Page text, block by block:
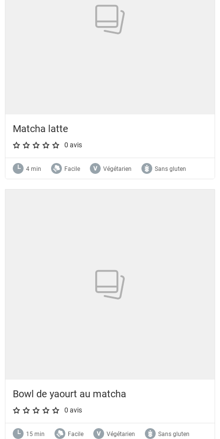
Matcha latte
A star rating of 0 out of 5.
0 avis
4 min Facile Végétarien Sans gluten
Bowl de yaourt au matcha
A star rating of 0 out of 5.
0 avis
15 min Facile Végétarien Sans gluten